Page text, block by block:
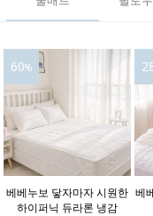
60%
베베누보 닿자마자 시원한
하이퍼닉 듀라론 냉감
베